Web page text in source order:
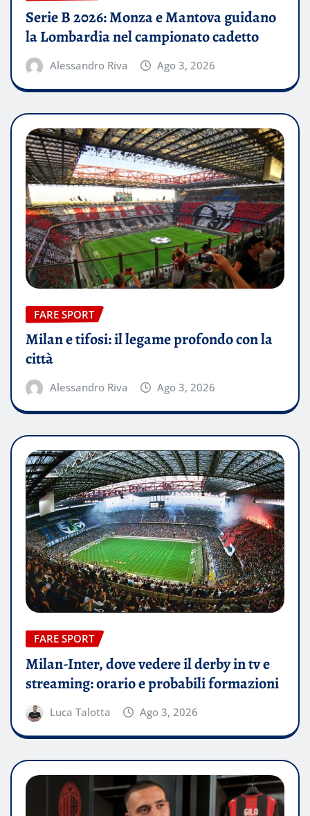
Serie B 2026: Monza e Mantova guidano
la Lombardia nel campionato cadetto
Alessandro Riva Ago 3, 2026
FARE SPORT
Milan e tifosi: il legame profondo con la
città
Alessandro Riva Ago 3, 2026
FARE SPORT
Milan-Inter, dove vedere il derby in tv e
streaming: orario e probabili formazioni
Luca Talotta Ago 3, 2026